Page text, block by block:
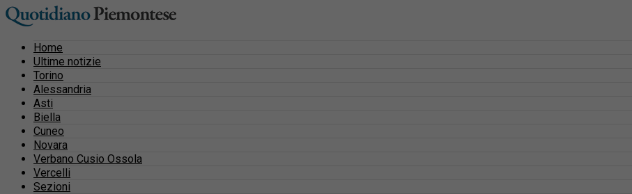
Home
Ultime notizie
Torino
Alessandria
Asti
Biella
Cuneo
Novara
Verbano Cusio Ossola
Vercelli
Sezioni